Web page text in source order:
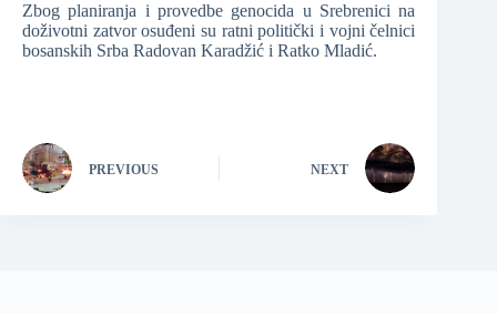
Zbog planiranja i provedbe genocida u Srebrenici na
doživotni zatvor osuđeni su ratni politički i vojni čelnici
bosanskih Srba Radovan Karadžić i Ratko Mladić.
PREVIOUS NEXT